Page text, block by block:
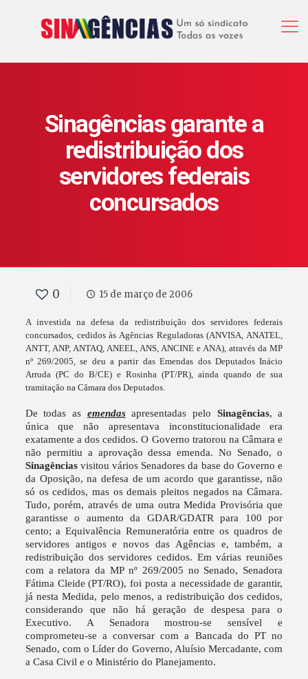
Sinagências garante a
redistribuição dos
servidores federais
concursados
0 15 de março de 2006
A investida na defesa da redistribuição dos servidores federais
concursados, cedidos às Agências Reguladoras (ANVISA, ANATEL,
ANTT, ANP, ANTAQ, ANEEL, ANS, ANCINE e ANA), através da MP
nº 269/2005, se deu a partir das Emendas dos Deputados Inácio
Arruda (PC do B/CE) e Rosinha (PT/PR), ainda quando de sua
tramitação na Câmara dos Deputados.
De todas as emendasapresentadas pelo Sinagências, a
única que não apresentava inconstitucionalidade era
exatamente a dos cedidos. O Governo tratorou na Câmara e
não permitiu a aprovação dessa emenda. No Senado, o
Sinagênciasvisitou vários Senadores da base do Governo e
da Oposição, na defesa de um acordo que garantisse, não
só os cedidos, mas os demais pleitos negados na Câmara.
Tudo, porém, através de uma outra Medida Provisória que
garantisse o aumento da GDAR/GDATR para 100 por
cento; a Equivalência Remuneratória entre os quadros de
servidores antigos e novos das Agências e, também, a
redistribuição dos servidores cedidos. Em várias reuniões
com a relatora da MP nº 269/2005 no Senado, Senadora
Fátima Cleide (PT/RO), foi posta a necessidade de garantir,
já nesta Medida, pelo menos, a redistribuição dos cedidos,
considerando que não há geração de despesa para o
Executivo. A Senadora mostrou-se sensível e
comprometeu-se a conversar com a Bancada do PT no
Senado, com o Líder do Governo, Aluísio Mercadante, com
a Casa Civil e o Ministério do Planejamento.